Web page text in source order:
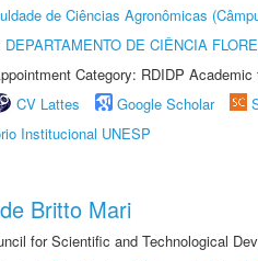
de Ciências Agronômicas
DEPARTAMENTO DE CIÊNCIA
Category: RDIDP
CV Lattes Google Scholar
Institucional UNESP
Britto Mari
for Scientific and Technological